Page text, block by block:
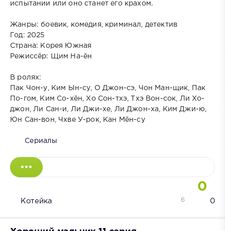
испытании или оно станет его крахом.
Жанры: боевик, комедия, криминал, детектив
Год: 2025
Страна: Корея Южная
Режиссёр: Щим На-ён
В ролях:
Пак Чон-у, Ким Ын-су, О Джон-сэ, Чон Ман-щик, Пак
По-гом, Ким Со-хён, Хо Сон-тхэ, Тхэ Вон-сок, Ли Хо-
джон, Ли Сан-и, Ли Джи-хе, Ли Джон-ха, Ким Джи-ю,
Юн Сан-вон, Чхве У-рок, Кан Мён-су
Сериалы
0
Котейка 0
6